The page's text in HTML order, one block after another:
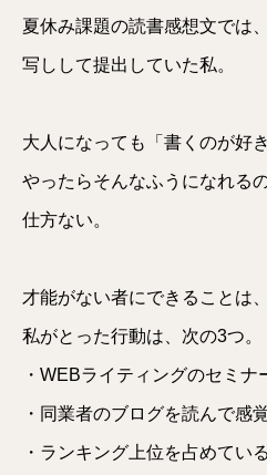
夏休み課題の読書感想文では
写しして提出していた私。
大人になっても「書くのが好
やったらそんなふうになれる
仕方ない。
才能がない者にできることは
私がとった行動は、次の3つ。
・WEBライティングのセミナ
・同業者のブログを読んで感
・ランキング上位を占めてい